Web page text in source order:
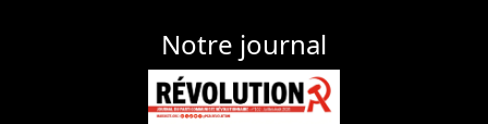
Notre journal